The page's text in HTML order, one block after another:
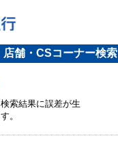
店舗・CSコーナー検索
索結果に誤差が生
。